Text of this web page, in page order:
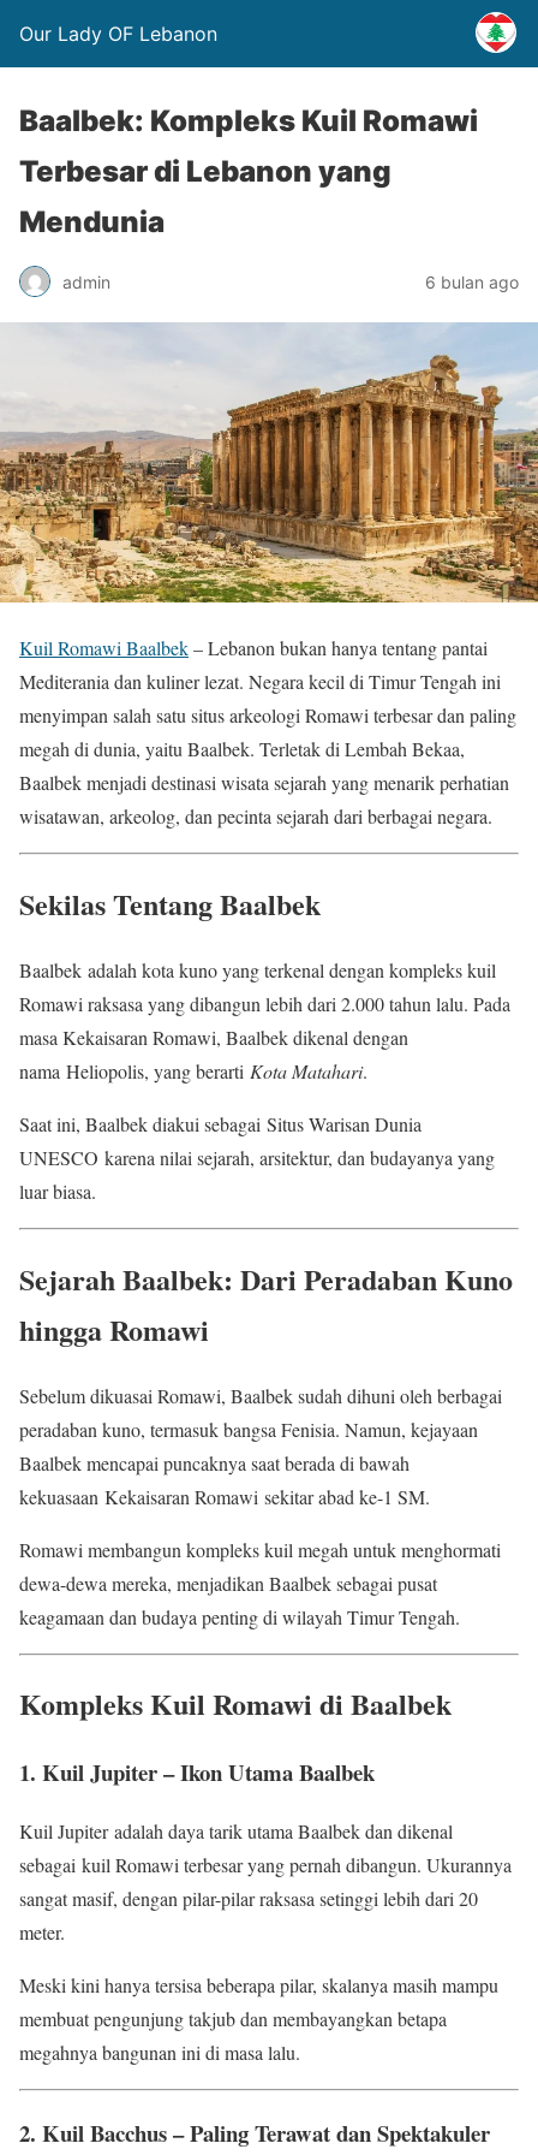
Our Lady OF Lebanon
Baalbek: Kompleks Kuil Romawi
Terbesar di Lebanon yang
Mendunia
admin 6 bulan ago
Kuil Romawi Baalbek– Lebanon bukan hanya tentang pantai
Mediterania dan kuliner lezat. Negara kecil di Timur Tengah ini
menyimpan salah satu situs arkeologi Romawi terbesar dan paling
megah di dunia, yaitu Baalbek. Terletak di Lembah Bekaa,
Baalbek menjadi destinasi wisata sejarah yang menarik perhatian
wisatawan, arkeolog, dan pecinta sejarah dari berbagai negara.
Sekilas Tentang Baalbek
Baalbek adalah kota kuno yang terkenal dengan kompleks kuil
Romawi raksasa yang dibangun lebih dari 2.000 tahun lalu. Pada
masa Kekaisaran Romawi, Baalbek dikenal dengan
nama Heliopolis, yang berarti Kota Matahari.
Saat ini, Baalbek diakui sebagai Situs Warisan Dunia
UNESCO karena nilai sejarah, arsitektur, dan budayanya yang
luar biasa.
Sejarah Baalbek: Dari Peradaban Kuno
hingga Romawi
Sebelum dikuasai Romawi, Baalbek sudah dihuni oleh berbagai
peradaban kuno, termasuk bangsa Fenisia. Namun, kejayaan
Baalbek mencapai puncaknya saat berada di bawah
kekuasaan Kekaisaran Romawi sekitar abad ke-1 SM.
Romawi membangun kompleks kuil megah untuk menghormati
dewa-dewa mereka, menjadikan Baalbek sebagai pusat
keagamaan dan budaya penting di wilayah Timur Tengah.
Kompleks Kuil Romawi di Baalbek
1. Kuil Jupiter – Ikon Utama Baalbek
Kuil Jupiter adalah daya tarik utama Baalbek dan dikenal
sebagai kuil Romawi terbesar yang pernah dibangun. Ukurannya
sangat masif, dengan pilar-pilar raksasa setinggi lebih dari 20
meter.
Meski kini hanya tersisa beberapa pilar, skalanya masih mampu
membuat pengunjung takjub dan membayangkan betapa
megahnya bangunan ini di masa lalu.
2. Kuil Bacchus – Paling Terawat dan Spektakuler